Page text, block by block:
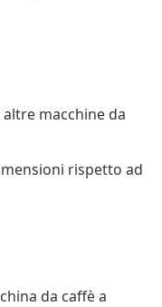
macchine da
rispetto ad
da caffè a